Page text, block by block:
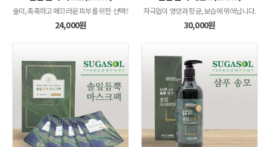
솔미, 촉촉하고 매끄러운 피부를 위한 선택!!
24,000원
자극없이 영양과 항균, 보습에 뛰어납니다.
30,000원